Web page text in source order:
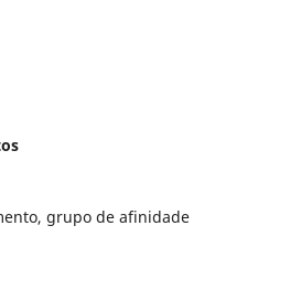
grupo de afinidade